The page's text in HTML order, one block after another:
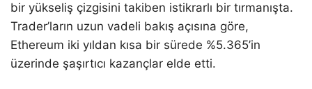
bir yükseliş çizgisini takiben istikrarlı bir tırmanışta.
Trader’ların uzun vadeli bakış açısına göre,
Ethereum iki yıldan kısa bir sürede %5.365’in
üzerinde şaşırtıcı kazançlar elde etti.